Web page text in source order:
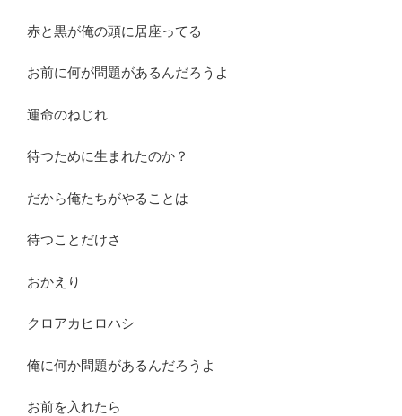
赤と黒が俺の頭に居座ってる
お前に何が問題があるんだろうよ
運命のねじれ
待つために生まれたのか？
だから俺たちがやることは
待つことだけさ
おかえり
クロアカヒロハシ
俺に何か問題があるんだろうよ
お前を入れたら